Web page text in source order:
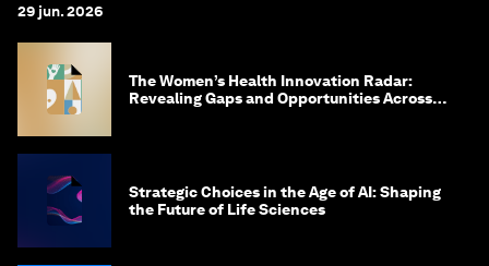
29 jun. 2026
The Women’s Health Innovation Radar:
Revealing Gaps and Opportunities Across
Strategic Choices in the Age of AI: Shaping
the Future of Life Sciences